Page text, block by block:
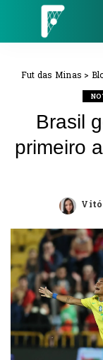
Fut das Minas >
Brasil
primeiro